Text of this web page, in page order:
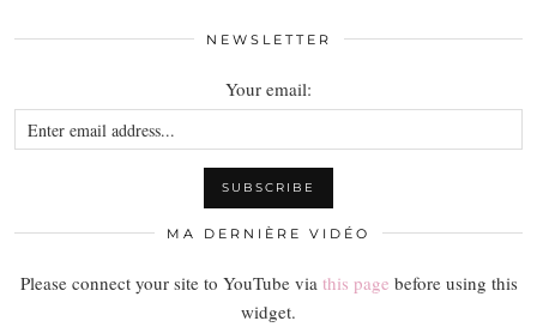
NEWSLETTER
Your email:
MA DERNIÈRE VIDÉO
Please connect your site to YouTube via this page before using this
widget.